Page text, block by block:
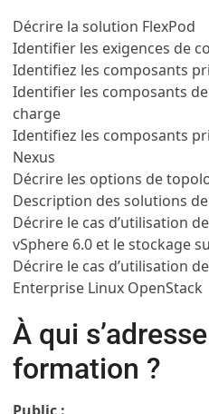
Décrire la solution FlexPod
Identifier les exigences de
Identifiez les composants
Identifier les composants
charge
Identifiez les composants
Nexus
Décrire les options de
Description des solutions
Décrire le cas d’utilisation
vSphere 6.0 et le stockage
Décrire le cas d’utilisation
Enterprise Linux OpenStack
À qui
formation ?